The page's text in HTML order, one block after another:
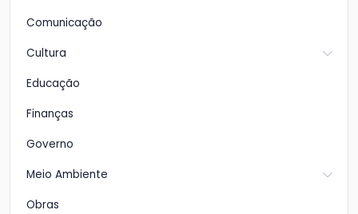
Comunicação
Cultura
Educação
Finanças
Governo
Meio Ambiente
Obras